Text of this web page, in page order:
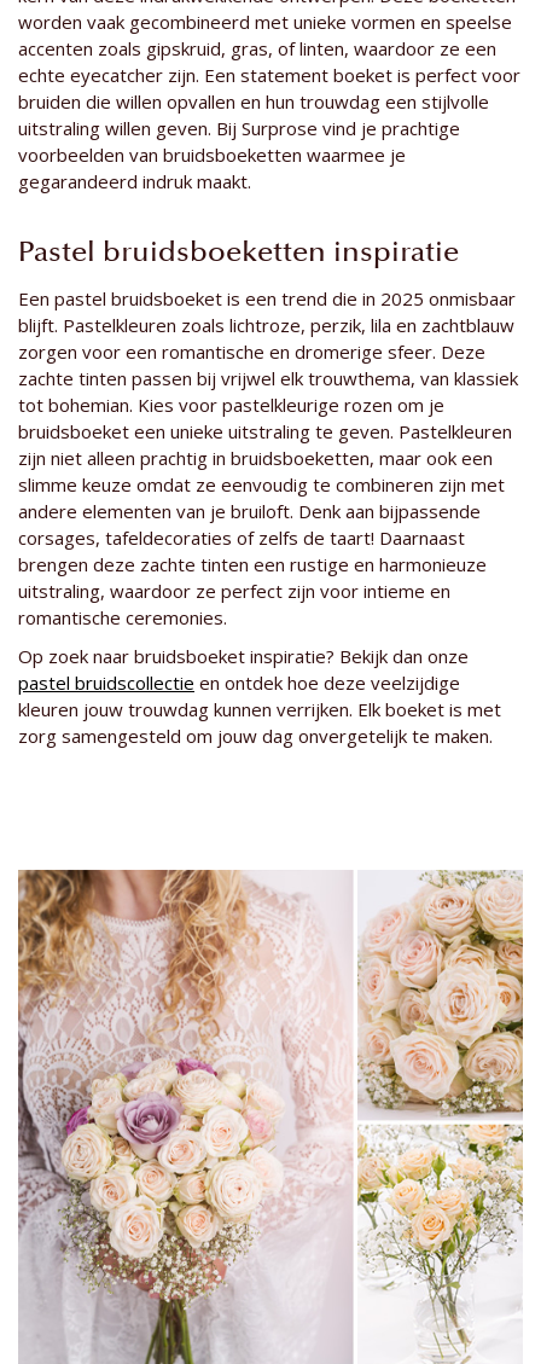
worden vaak gecombineerd met unieke vormen en speelse
accenten zoals gipskruid, gras, of linten, waardoor ze een
echte eyecatcher zijn. Een statement boeket is perfect voor
bruiden die willen opvallen en hun trouwdag een stijlvolle
uitstraling willen geven. Bij Surprose vind je prachtige
voorbeelden van bruidsboeketten waarmee je
gegarandeerd indruk maakt.
Pastel bruidsboeketten inspiratie
Een pastel bruidsboeket is een trend die in 2025 onmisbaar
blijft. Pastelkleuren zoals lichtroze, perzik, lila en zachtblauw
zorgen voor een romantische en dromerige sfeer. Deze
zachte tinten passen bij vrijwel elk trouwthema, van klassiek
tot bohemian. Kies voor pastelkleurige rozen om je
bruidsboeket een unieke uitstraling te geven. Pastelkleuren
zijn niet alleen prachtig in bruidsboeketten, maar ook een
slimme keuze omdat ze eenvoudig te combineren zijn met
andere elementen van je bruiloft. Denk aan bijpassende
corsages, tafeldecoraties of zelfs de taart! Daarnaast
brengen deze zachte tinten een rustige en harmonieuze
uitstraling, waardoor ze perfect zijn voor intieme en
romantische ceremonies.
Op zoek naar bruidsboeket inspiratie? Bekijk dan onze
pastel bruidscollectie en ontdek hoe deze veelzijdige
kleuren jouw trouwdag kunnen verrijken. Elk boeket is met
zorg samengesteld om jouw dag onvergetelijk te maken.